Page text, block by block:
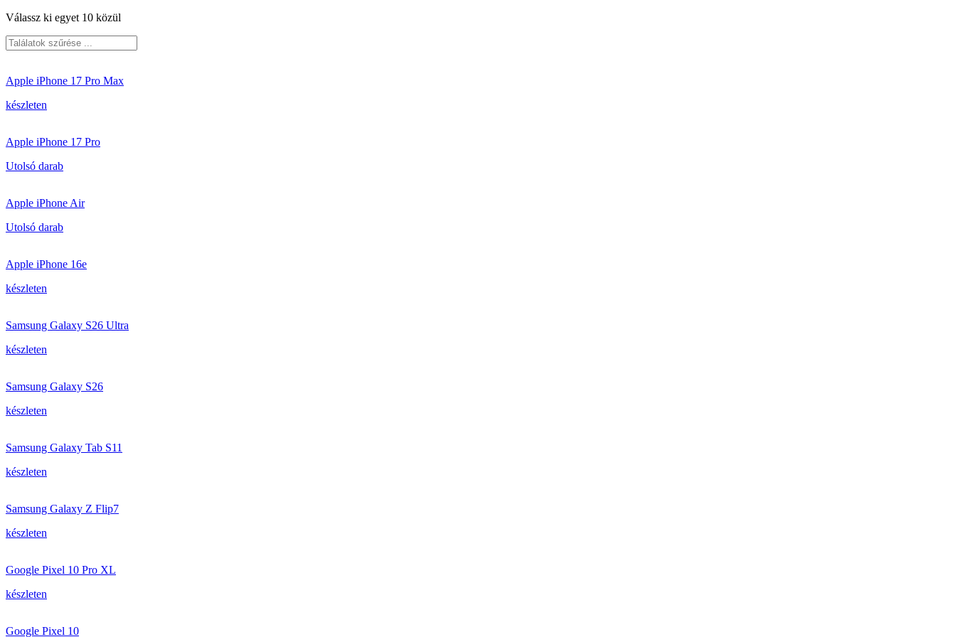
Válassz ki egyet 10 közül
Apple iPhone 17 Pro Max
készleten
Apple iPhone 17 Pro
Utolsó darab
Apple iPhone Air
Utolsó darab
Apple iPhone 16e
készleten
Samsung Galaxy S26 Ultra
készleten
Samsung Galaxy S26
készleten
Samsung Galaxy Tab S11
készleten
Samsung Galaxy Z Flip7
készleten
Google Pixel 10 Pro XL
készleten
Google Pixel 10